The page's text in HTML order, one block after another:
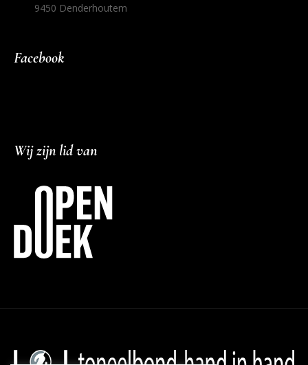
9450 Denderhoutem
Facebook
Wij zijn lid van